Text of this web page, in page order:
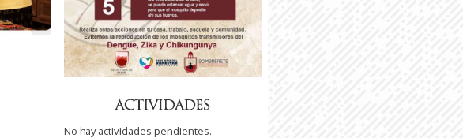
No hay actividades pendientes.